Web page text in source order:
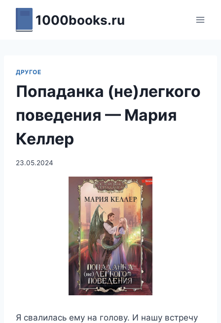
Перейти
содержимому
1000books.ru
ДРУГОЕ
Попаданка (не)легкого
поведения — Мария
Келлер
23.05.2024
Я свалилась ему на голову. И нашу встречу